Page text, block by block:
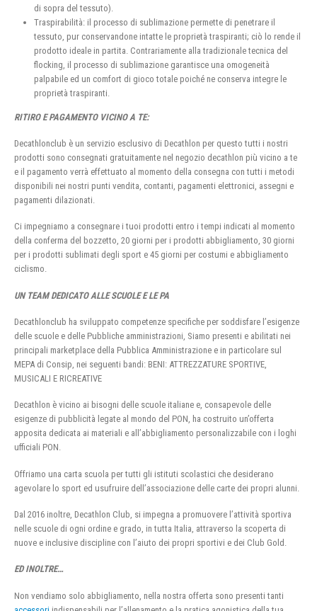
di sopra del tessuto).
Traspirabilità: il processo di sublimazione permette di penetrare il
tessuto, pur conservandone intatte le proprietà traspiranti; ciò lo rende il
prodotto ideale in partita. Contrariamente alla tradizionale tecnica del
flocking, il processo di sublimazione garantisce una omogeneità
palpabile ed un comfort di gioco totale poiché ne conserva integre le
proprietà traspiranti.
RITIRO E PAGAMENTO VICINO A TE:
Decathlonclub è un servizio esclusivo di Decathlon per questo tutti i nostri
prodotti sono consegnati gratuitamente nel negozio decathlon più vicino a te
e il pagamento verrà effettuato al momento della consegna con tutti i metodi
disponibili nei nostri punti vendita, contanti, pagamenti elettronici, assegni e
pagamenti dilazionati.
Ci impegniamo a consegnare i tuoi prodotti entro i tempi indicati al momento
della conferma del bozzetto, 20 giorni per i prodotti abbigliamento, 30 giorni
per i prodotti sublimati degli sport e 45 giorni per costumi e abbigliamento
ciclismo.
UN TEAM DEDICATO ALLE SCUOLE E LE PA
Decathlonclub ha sviluppato competenze specifiche per soddisfare l’esigenze
delle scuole e delle Pubbliche amministrazioni, Siamo presenti e abilitati nei
principali marketplace della Pubblica Amministrazione e in particolare sul
MEPA di Consip, nei seguenti bandi: BENI: ATTREZZATURE SPORTIVE,
MUSICALI E RICREATIVE
Decathlon è vicino ai bisogni delle scuole italiane e, consapevole delle
esigenze di pubblicità legate al mondo del PON, ha costruito un’offerta
apposita dedicata ai materiali e all’abbigliamento personalizzabile con i loghi
ufficiali PON.
Offriamo una carta scuola per tutti gli istituti scolastici che desiderano
agevolare lo sport ed usufruire dell’associazione delle carte dei propri alunni.
Dal 2016 inoltre, Decathlon Club, si impegna a promuovere l’attività sportiva
nelle scuole di ogni ordine e grado, in tutta Italia, attraverso la scoperta di
nuove e inclusive discipline con l’aiuto dei propri sportivi e dei Club Gold.
ED INOLTRE…
Non vendiamo solo abbigliamento, nella nostra offerta sono presenti tanti